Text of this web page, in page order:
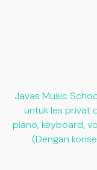
Javas Music
untuk les privat
piano, keyboard,
(Dengan